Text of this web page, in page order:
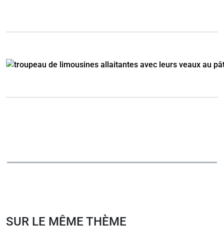
SUR LE MÊME THÈME